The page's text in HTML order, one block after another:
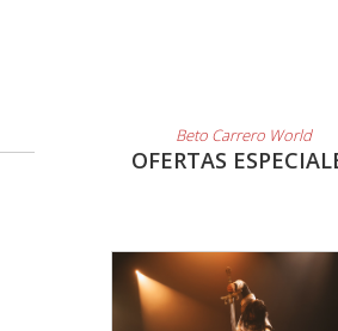
Beto Carrero World
OFERTAS